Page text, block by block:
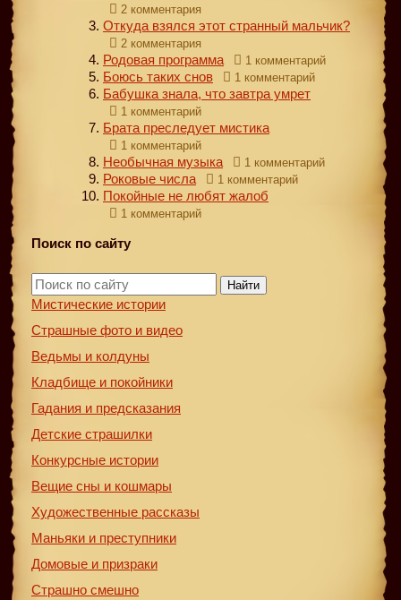
2 комментария
Откуда взялся этот странный мальчик?
2 комментария
Родовая программа 1 комментарий
Боюсь таких снов 1 комментарий
Бабушка знала, что завтра умрет
1 комментарий
Брата преследует мистика
1 комментарий
Необычная музыка 1 комментарий
Роковые числа 1 комментарий
Покойные не любят жалоб
1 комментарий
Поиск по сайту
Найти
Мистические истории
Страшные фото и видео
Ведьмы и колдуны
Кладбище и покойники
Гадания и предсказания
Детские страшилки
Конкурсные истории
Вещие сны и кошмары
Художественные рассказы
Маньяки и преступники
Домовые и призраки
Страшно смешно